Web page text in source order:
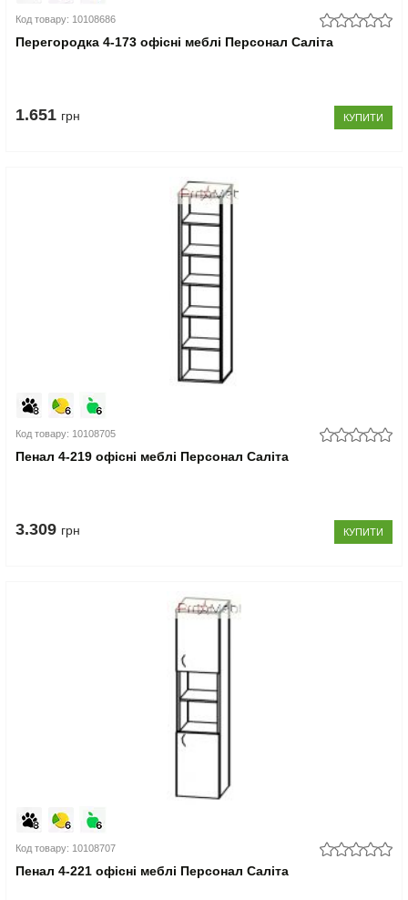
Код товару: 10108686
Перегородка 4-173 офісні меблі Персонал Саліта
1.651 грн КУПИТИ
Код товару: 10108705
Пенал 4-219 офісні меблі Персонал Саліта
3.309 грн КУПИТИ
Код товару: 10108707
Пенал 4-221 офісні меблі Персонал Саліта